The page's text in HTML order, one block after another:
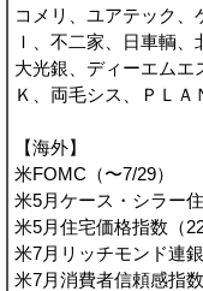
コメリ、ユアテック、
Ｉ、不二家、日車輌、
大光銀、ディーエムエ
Ｋ、両毛シス、ＰＬ
【海外】
米FOMC（〜7/29）
米5月ケース・シラー
米5月住宅価格指数（
米7月リッチモンド連
米7月消費者信頼感指